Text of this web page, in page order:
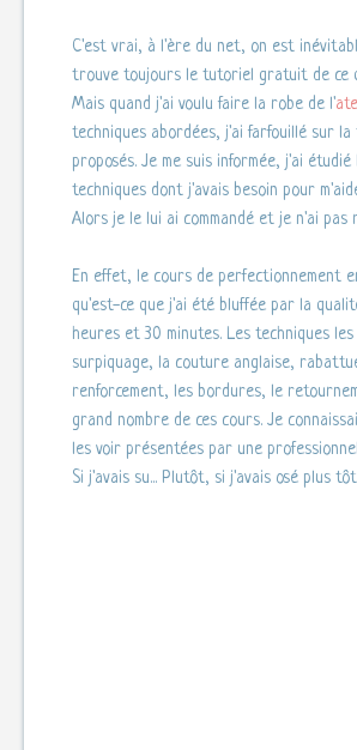
C'est vrai, à l'ère du net, on est
trouve toujours le tutoriel gratuit de ce
Mais quand j'ai voulu faire la robe de l'
techniques abordées, j'ai farfouillé sur
proposés. Je me suis informée, j'ai
techniques dont j'avais besoin pour
Alors je le lui ai commandé et je n'ai pas
En effet, le cours de perfectionnement
qu'est-ce que j'ai été bluffée par la
heures et 30 minutes. Les techniques
surpiquage, la couture anglaise,
renforcement, les bordures, le
grand nombre de ces cours. Je
les voir présentées par une
Si j'avais su... Plutôt, si j'avais osé plus